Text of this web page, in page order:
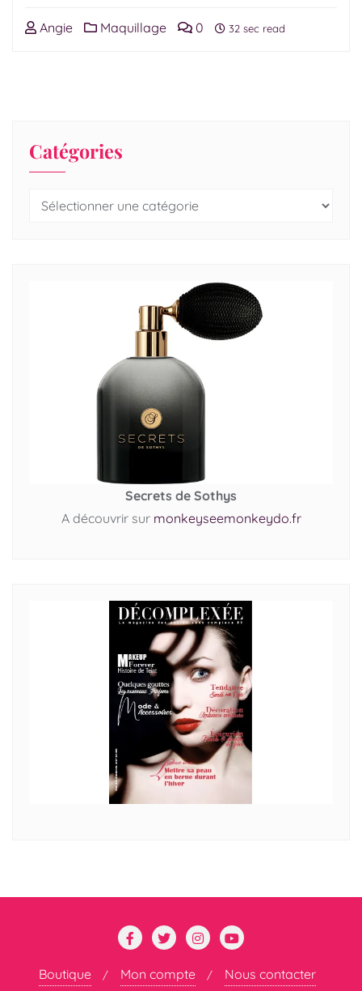
Angie Maquillage 0 32 sec read
Catégories
Secrets de Sothys
A découvrir sur monkeyseemonkeydo.fr
Boutique Mon compte
Nous contacter